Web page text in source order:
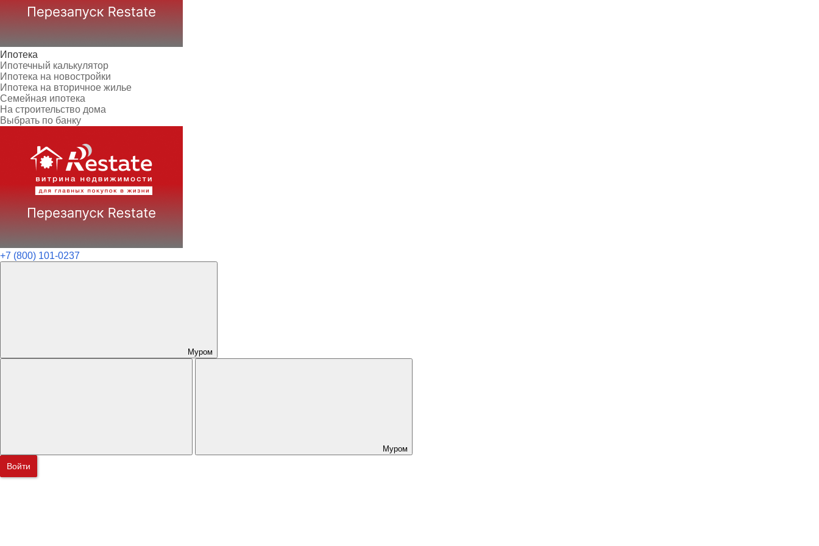
Ипотека
Ипотечный калькулятор
Ипотека на новостройки
Ипотека на вторичное жилье
Семейная ипотека
На строительство дома
Выбрать по банку
+7 (800) 101-0237
Муром
Муром
Войти